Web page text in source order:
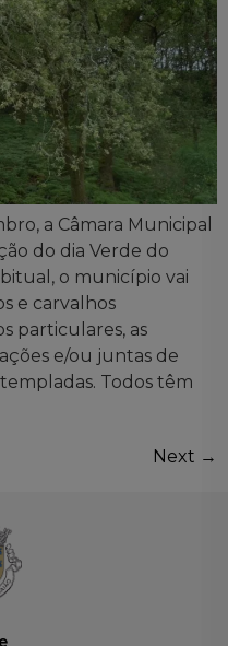
a Câmara Municipal
do dia Verde do
o município vai
e carvalhos
particulares, as
e/ou juntas de
Todos têm
Next →